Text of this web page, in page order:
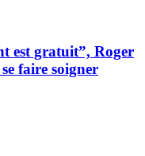
est gratuit”, Roger
faire soigner